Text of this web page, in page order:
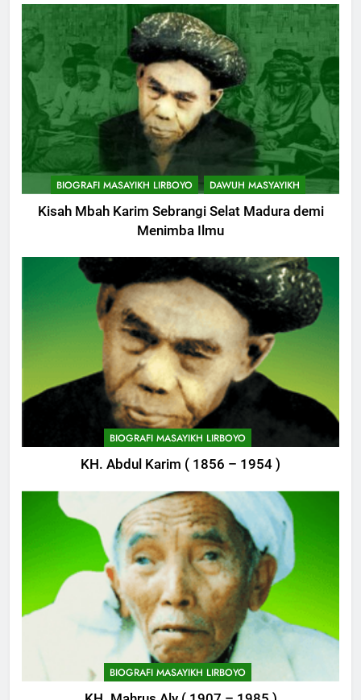
BIOGRAFI MASAYIKH LIRBOYO DAWUH MASYAYIKH
Kisah Mbah Karim Sebrangi Selat Madura demi
Menimba Ilmu
BIOGRAFI MASAYIKH LIRBOYO
KH. Abdul Karim ( 1856 – 1954 )
BIOGRAFI MASAYIKH LIRBOYO
747
Himasal Semen Sumbang
Pembangunan Kantor Himasal
POJOK LIRBOYO
Delegasi MQK Kota Kediri
Menuju Probolinggo
POJOK LIRBOYO